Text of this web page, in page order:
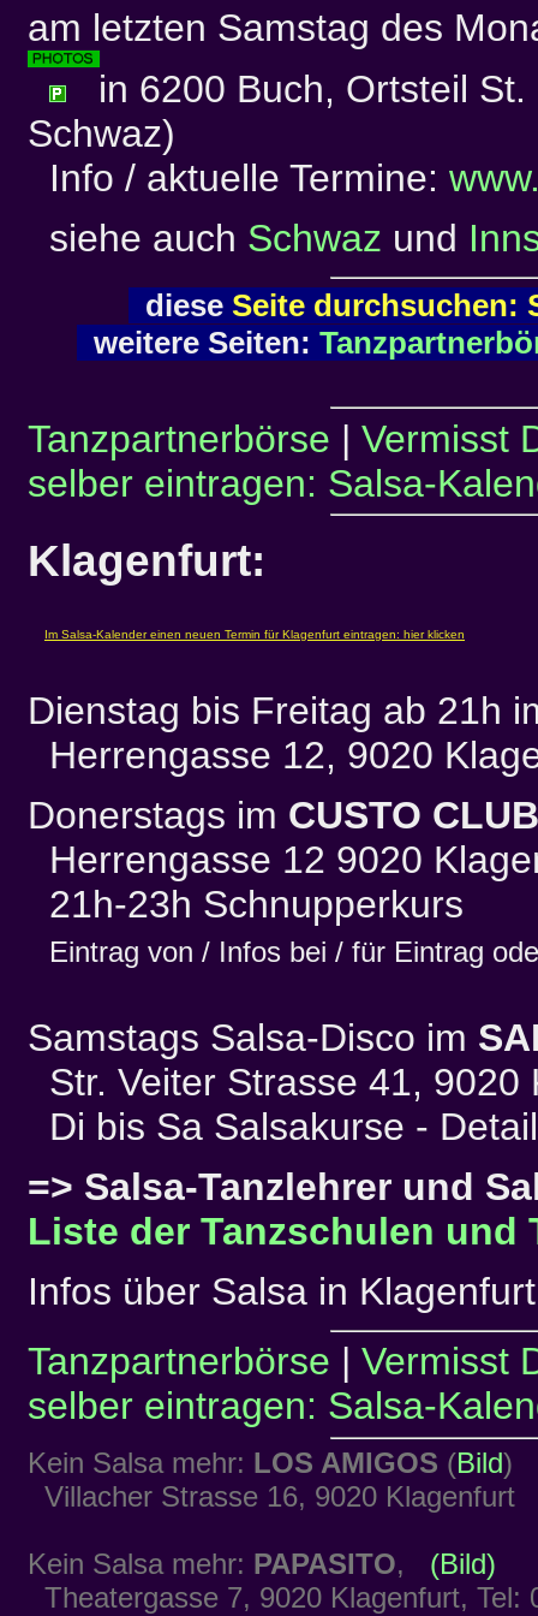
am letzten Samstag des
in 6200 Buch, Ortsteil
Schwaz)
Info / aktuelle Termine:
siehe auch Schwaz und
diese Seite durchsuchen:
weitere Seiten:
Tanzpartnerbörse | Vermisst
selber eintragen: Salsa-
Klagenfurt:
Dienstag bis Freitag ab 21h
Herrengasse 12, 9020
Donerstags im CUSTO CLUB
Herrengasse 12 9020
21h-23h Schnupperkurs
Eintrag von / Infos bei / für Eintrag
Samstags Salsa-Disco im
Str. Veiter Strasse 41, 9020
Di bis Sa Salsakurse -
=> Salsa-Tanzlehrer und
Liste der Tanzschulen und
Infos über Salsa in
Tanzpartnerbörse | Vermisst
selber eintragen: Salsa-
Kein Salsa mehr: LOS AMIGOS (Bild)
Villacher Strasse 16, 9020 Klagenfurt
Kein Salsa mehr: PAPASITO, (Bild)
Theatergasse 7, 9020 Klagenfurt, Tel: